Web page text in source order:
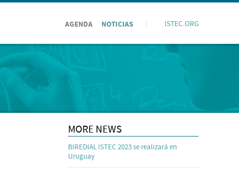
AGENDA NOTICIAS ISTEC.ORG
MORE NEWS
BIREDIAL ISTEC 2023 se realizará en
Uruguay